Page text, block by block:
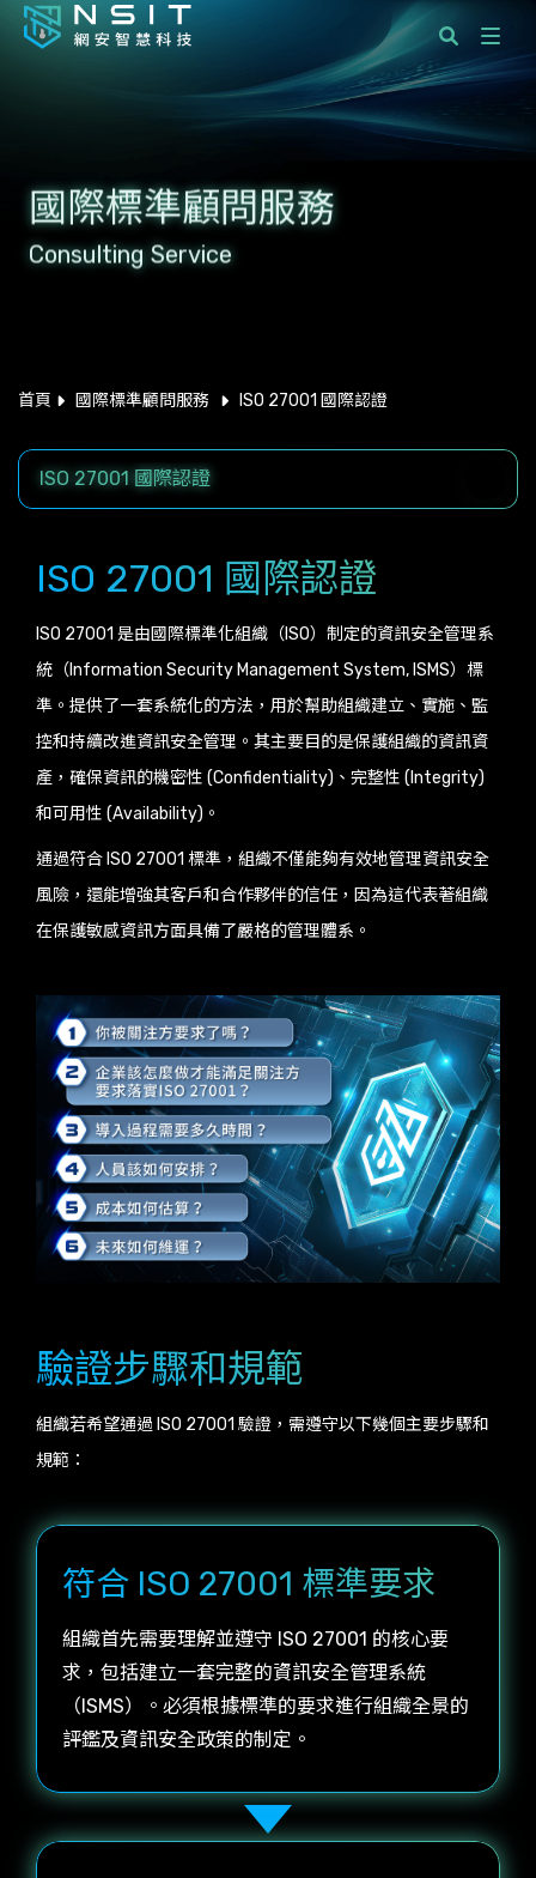
業服務
於網安智慧科技
絡我們
國際標準顧問服務
Consulting Service
首頁 國際標準顧問服務 ISO 27001 國際認證
ISO 27001 國際認證
ISO 27001 國際認證
ISO 27001 是由國際標準化組織（ISO）制定的資訊安全管理系
統（Information Security Management System, ISMS）標
準。提供了一套系統化的方法，用於幫助組織建立、實施、監
控和持續改進資訊安全管理。其主要目的是保護組織的資訊資
產，確保資訊的機密性 (Confidentiality)、完整性 (Integrity)
和可用性 (Availability)。
通過符合 ISO 27001 標準，組織不僅能夠有效地管理資訊安全
風險，還能增強其客戶和合作夥伴的信任，因為這代表著組織
在保護敏感資訊方面具備了嚴格的管理體系。
驗證步驟和規範
組織若希望通過 ISO 27001 驗證，需遵守以下幾個主要步驟和
規範：
符合 ISO 27001 標準要求
組織首先需要理解並遵守 ISO 27001 的核心要
求，包括建立一套完整的資訊安全管理系統
（ISMS）。必須根據標準的要求進行組織全景的
評鑑及資訊安全政策的制定。